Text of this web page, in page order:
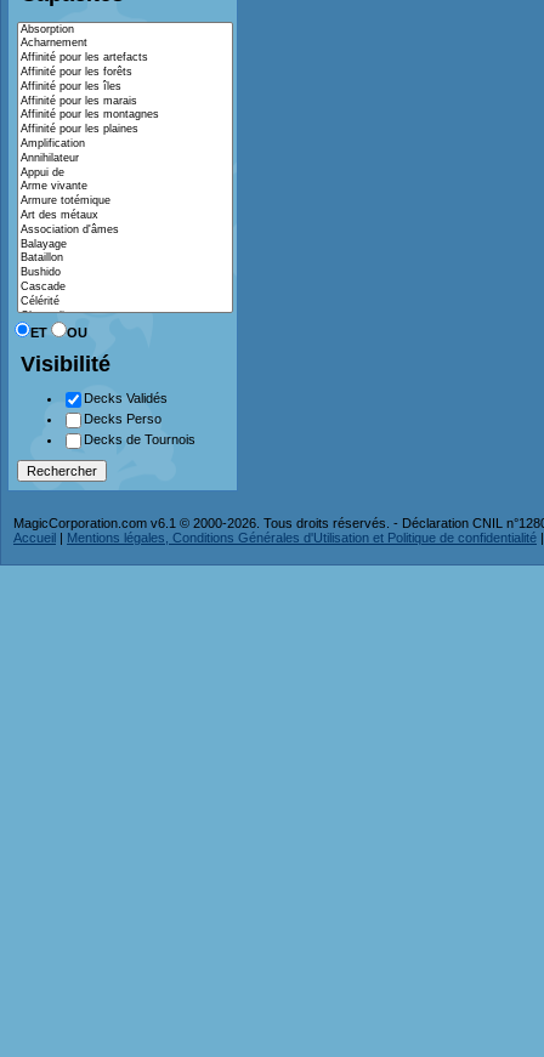
ET OU
Visibilité
Decks Validés
Decks Perso
Decks de Tournois
MagicCorporation.com v6.1 © 2000-2026. Tous droits réservés. - Déclaration CNIL
Accueil | Mentions légales, Conditions Générales d'Utilisation et Politique de confidentialité